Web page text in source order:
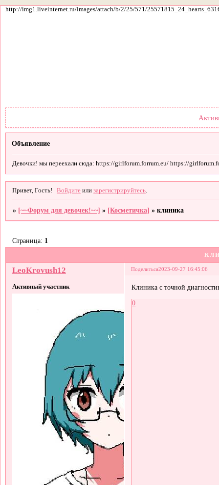
http://img1.liveinternet.ru/images/attach/b/2/25/571/
Объявление
Девочки! мы переехали сюда: https://girlforum.forrum.eu/ https://
Привет, Гость! Войдите илизарегистрируйтесь
» [~~Форум для девочек!~~] » [Косметичка] »клиника
Страница: 1
Поделиться2023-09-27 16:45:06
LeoKrovush12
Активный участник Клиника с точной
0